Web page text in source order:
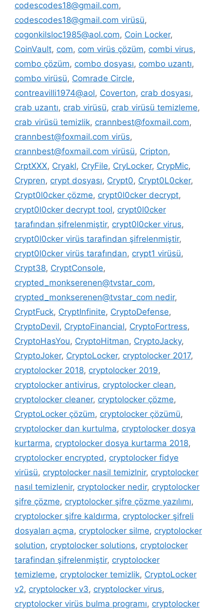
codescodes18@gmail.com,
codescodes18@gmail.com virüsü,
cogonkilsloc1985@aol.com, Coin Locker,
CoinVault, com, com virüs çözüm, combi virus,
combo çözüm, combo dosyası, combo uzantı,
combo virüsü, Comrade Circle,
contreavilli1974@aol, Coverton, crab dosyası,
crab uzantı, crab virüsü, crab virüsü temizleme,
crab virüsü temizlik, crannbest@foxmail.com,
crannbest@foxmail.com virüs,
crannbest@foxmail.com virüsü, Cripton,
CrptXXX, Cryakl, CryFile, CryLocker, CrypMic,
Crypren, crypt dosyası, Crypt0, Crypt0L0cker,
Crypt0l0cker çözme, crypt0l0cker decrypt,
crypt0l0cker decrypt tool, crypt0l0cker
tarafından şifrelenmiştir, crypt0l0cker virus,
crypt0l0cker virüs tarafindan şifrelenmiştir,
crypt0l0cker virüs tarafından, crypt1 virüsü,
Crypt38, CryptConsole,
crypted_monkserenen@tvstar_com,
crypted_monkserenen@tvstar_com nedir,
CryptFuck, CryptInfinite, CryptoDefense,
CryptoDevil, CryptoFinancial, CryptoFortress,
CryptoHasYou, CryptoHitman, CryptoJacky,
CryptoJoker, CryptoLocker, cryptolocker 2017,
cryptolocker 2018, cryptolocker 2019,
cryptolocker antivirus, cryptolocker clean,
cryptolocker cleaner, cryptolocker çözme,
CryptoLocker çözüm, cryptolocker çözümü,
cryptolocker dan kurtulma, cryptolocker dosya
kurtarma, cryptolocker dosya kurtarma 2018,
cryptolocker encrypted, cryptolocker fidye
virüsü, cryptolocker nasil temizlnir, cryptolocker
nasıl temizlenir, cryptolocker nedir, cryptolocker
şifre çözme, cryptolocker şifre çözme yazılımı,
cryptolocker şifre kaldırma, cryptolocker şifreli
dosyaları açma, cryptolocker silme, cryptolocker
solution, cryptolocker solutions, cryptolocker
tarafindan şifrelenmiştir, cryptolocker
temizleme, cryptolocker temizlik, CryptoLocker
v2, cryptolocker v3, cryptolocker virus,
cryptolocker virüs bulma programı, cryptolocker